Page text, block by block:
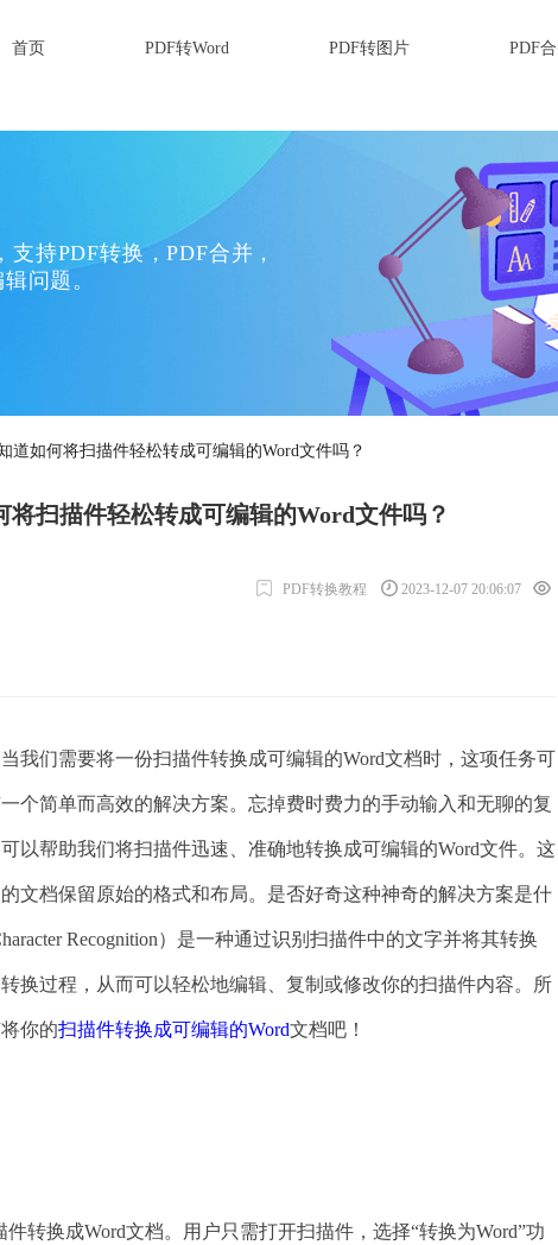
首页 PDF转Word PDF转图片 PDF
持PDF转换，PDF合并，
问题。
道如何将扫描件轻松转成可编辑的Word文件吗？
扫描件轻松转成可编辑的Word文件吗？
PDF转换教程 2023-12-07 20:06:07
我们需要将一份扫描件转换成可编辑的Word文档时，这项任务可
个简单而高效的解决方案。忘掉费时费力的手动输入和无聊的复
以帮助我们将扫描件迅速、准确地转换成可编辑的Word文件。这
文档保留原始的格式和布局。是否好奇这种神奇的解决方案是什
Recognition）是一种通过识别扫描件中的文字并将其转换
换过程，从而可以轻松地编辑、复制或修改你的扫描件内容。所
你的扫描件转换成可编辑的Word文档吧！
转换成Word文档。用户只需打开扫描件，选择“转换为Word”功